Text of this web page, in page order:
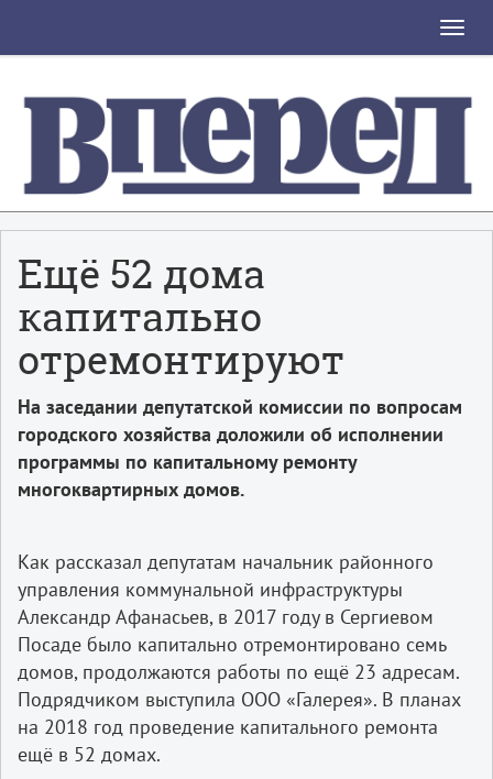
Toggle
Ещё 52 дома
капитально
отремонтируют
На заседании депутатской комиссии по вопросам
городского хозяйства доложили об исполнении
программы по капитальному ремонту
многоквартирных домов.
Как рассказал депутатам начальник районного
управления коммунальной инфраструктуры
Александр Афанасьев, в 2017 году в Сергиевом
Посаде было капитально отремонтировано семь
домов, продолжаются работы по ещё 23 адресам.
Подрядчиком выступила ООО «Галерея». В планах
на 2018 год проведение капитального ремонта
ещё в 52 домах.